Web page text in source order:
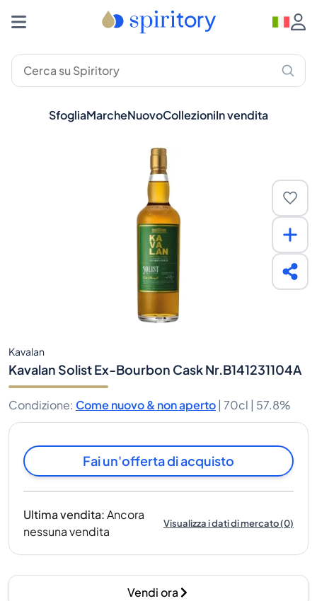
SfogliaMarcheNuovoCollezioniIn vendita
Kavalan
Kavalan Solist Ex-Bourbon Cask Nr.B141231104A
Condizione: Come nuovo & non aperto | 70cl | 57.8%
Fai un'offerta di acquisto
Ultima vendita:Ancora
nessuna vendita
Visualizza i dati di mercato(0)
Vendi ora